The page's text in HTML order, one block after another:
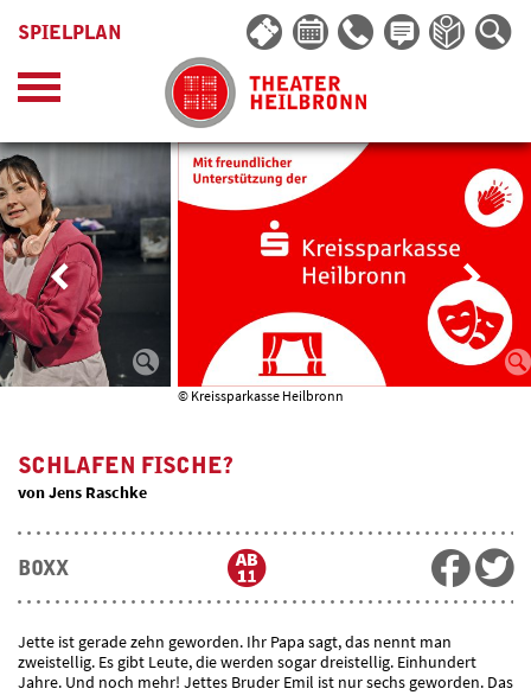
SPIELPLAN
© Kreissparkasse Heilbronn
SCHLAFEN FISCHE?
von Jens Raschke
BOXX
Jette ist gerade zehn geworden. Ihr Papa sagt, das nennt man
zweistellig. Es gibt Leute, die werden sogar dreistellig. Einhundert
Jahre. Und noch mehr! Jettes Bruder Emil ist nur sechs geworden. Das